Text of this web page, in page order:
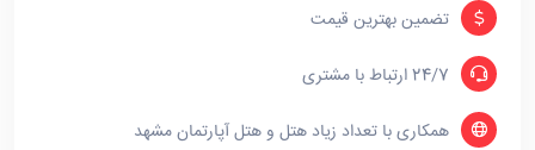
تضمین بهترین قیمت
24/7 ارتباط با مشتری
همکاری با تعداد زیاد هتل و هتل آپارتمان مشهد